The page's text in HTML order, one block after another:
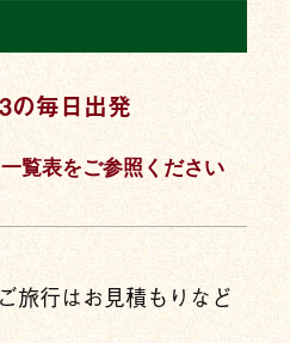
毎日出発
覧表をご参照ください
行はお見積もりなど